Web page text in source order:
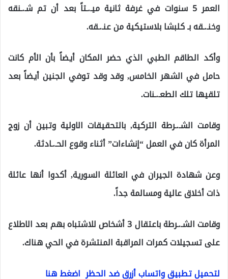
العمر 5 سنوات في غرفة ثانية ميـ.ـتاً بعد أن تم شـ.ـنقه
وخنـ.ـقه بـ كلبشا بلاستيكية من عنـ.ـقه.
وأكد الطاقم الطبي الذي حضر المكان أيضاً بأن الأم كانت
حامل في الشهر الخامس, وقد وقد توفي الجنين أيضاً بعد
تلقيها تلك الطعـ.ـنات.
وقامت الشـ.ـرطة التركية, بالتحقيقات الاولية وتبين أن زوج
المرأة كان في العمل “إنشاءات” أثناء وقوع الحـ.ـادثة.
وعن شهادة الجيران في العائلة السورية, أكدوا أنها عائلة
ذات أخلاق عالية ومسالمة جداً.
وقامت الشـ.ـرطة باعتقال 3 أشخاص للاشتباه بهم بعد الاطلاع
على تسجيلات كمرات المراقبة المنتشرة في الحي هناك.
لتحميل تطبيق واتساب أزرق ضد الحظر اضغط هنا